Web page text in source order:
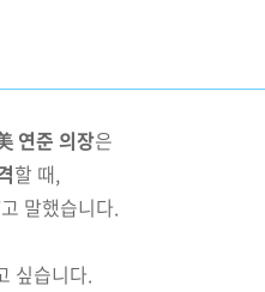
연준 의장은
할 때,
말했습니다.
싶습니다.